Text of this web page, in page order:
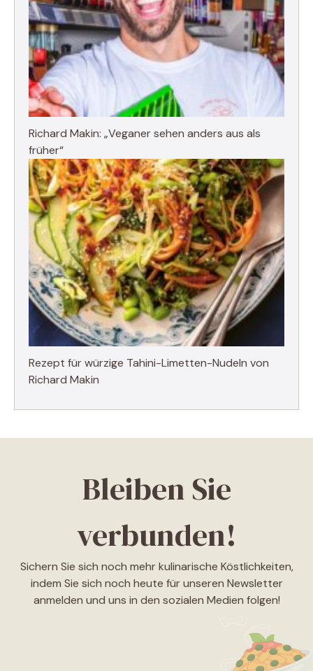
Richard Makin: „Veganer sehen anders aus als
früher“
Rezept für würzige Tahini-Limetten-Nudeln von
Richard Makin
Bleiben Sie
verbunden!
Sichern Sie sich noch mehr kulinarische Köstlichkeiten,
indem Sie sich noch heute für unseren Newsletter
anmelden und uns in den sozialen Medien folgen!